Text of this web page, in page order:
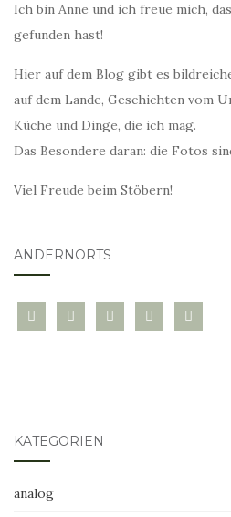
Ich bin Anne und ich freue mich,
gefunden hast!
Hier auf dem Blog gibt es
auf dem Lande, Geschichten vom
Küche und Dinge, die ich mag.
Das Besondere daran: die Fotos
Viel Freude beim Stöbern!
ANDERNORTS
bloglovininstagramtwitter pinterest
mail
KATEGORIEN
analog